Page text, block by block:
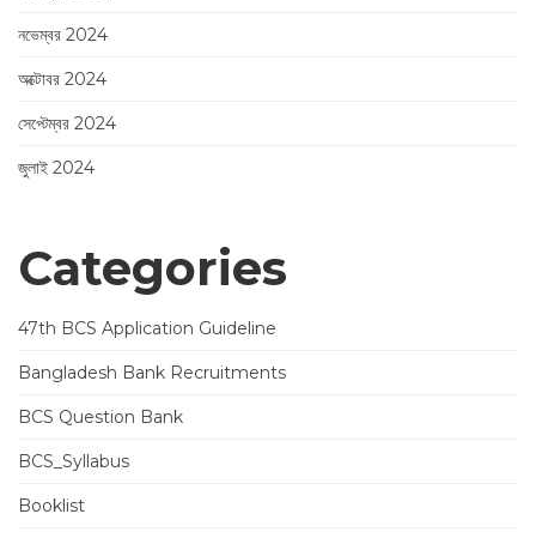
নভেম্বর 2024
অক্টোবর 2024
সেপ্টেম্বর 2024
জুলাই 2024
Categories
47th BCS Application Guideline
Bangladesh Bank Recruitments
BCS Question Bank
BCS_Syllabus
Booklist